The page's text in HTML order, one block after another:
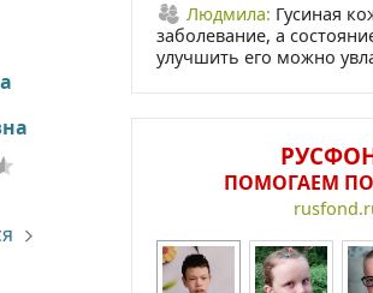
Людмила: Гусиная
заболевание, а
улучшить его можно
ПОМОГАЕМ